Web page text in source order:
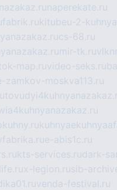
naperekate.ru
kitubeu-2-
cs-68.ru
mir-tk.ru
map.ruvideo-seks.ru
zamkov-moskva113.ru
e-abis1c.ru
kts-services.rudark-
x-legion.rusib-
venda-festival.ru